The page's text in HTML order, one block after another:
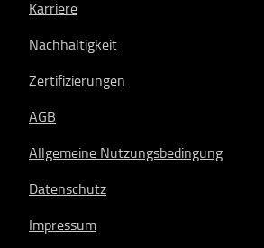
Karriere
Nachhaltigkeit
Zertifizierungen
AGB
Allgemeine Nutzungsbedingung
Datenschutz
Impressum